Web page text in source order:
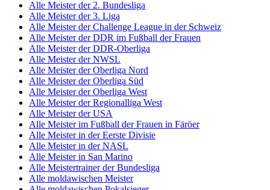
Alle Meister der 2. Bundesliga
Alle Meister der 3. Liga
Alle Meister der Challenge League in der Schweiz
Alle Meister der DDR im Fußball der Frauen
Alle Meister der DDR-Oberliga
Alle Meister der NWSL
Alle Meister der Oberliga Nord
Alle Meister der Oberliga Süd
Alle Meister der Oberliga West
Alle Meister der Regionalliga West
Alle Meister der USA
Alle Meister im Fußball der Frauen in Färöer
Alle Meister in der Eerste Divisie
Alle Meister in der NASL
Alle Meister in San Marino
Alle Meistertrainer der Bundesliga
Alle moldawischen Meister